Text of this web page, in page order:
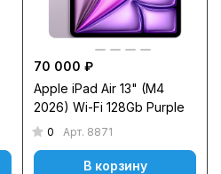
70 000 ₽
Apple iPad Air 13" (M4
2026) Wi-Fi 128Gb Purple
0 Арт. 8871
В корзину